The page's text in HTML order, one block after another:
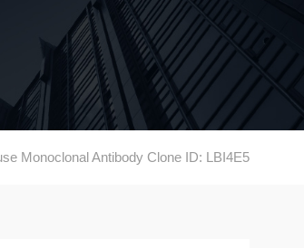
Monoclonal Antibody Clone ID: LBI4E5